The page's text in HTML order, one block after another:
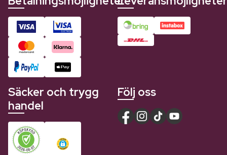
Säcker och trygg
handel
Följ oss